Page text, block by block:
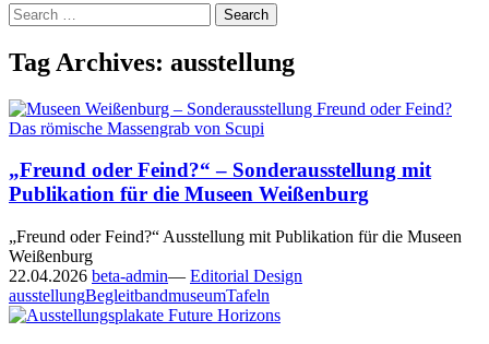
Search
for:
Tag Archives: ausstellung
„Freund oder Feind?“ – Sonderausstellung mit
Publikation für die Museen Weißenburg
„Freund oder Feind?“ Ausstellung mit Publikation für die Museen
Weißenburg
22.04.2026 beta-admin— Editorial Design
ausstellungBegleitbandmuseumTafeln